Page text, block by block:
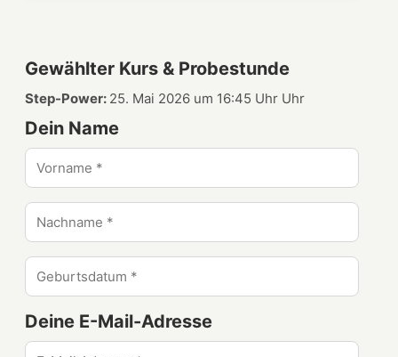
Gewählter Kurs & Probestunde
Step-Power: 25. Mai 2026 um 16:45 Uhr Uhr
Dein Name
Deine E-Mail-Adresse